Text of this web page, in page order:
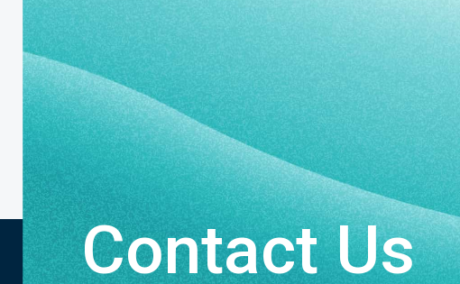
Contact Us